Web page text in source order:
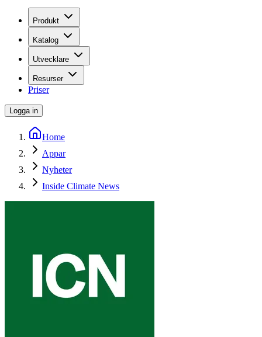
Produkt
Katalog
Utvecklare
Resurser
Priser
Logga in
Home
Appar
Nyheter
Inside Climate News